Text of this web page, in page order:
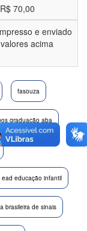
R$ 70,00
e enviado
acima
fasouza
graduação aba
educação infantil
brasileira de sinais